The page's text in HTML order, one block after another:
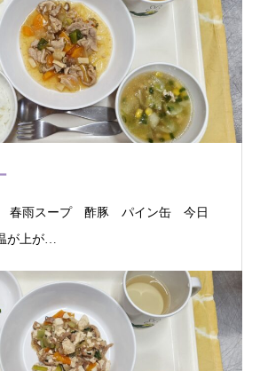
春雨スープ 酢豚 パイン缶 今日
が上が…